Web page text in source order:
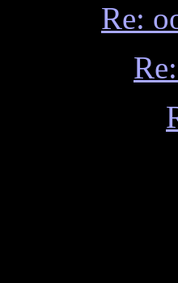
Re: